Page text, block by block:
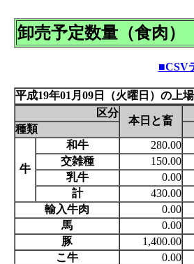
卸売予定数量（食肉）
■CSV
平成19年01月09日（火曜日）の上
区分
本日と畜
種類
牛
和牛
280.00
交雑種
150.00
乳牛
0.00
計
430.00
輸入牛肉
0.00
馬
0.00
豚
1,400.00
こ牛
0.00